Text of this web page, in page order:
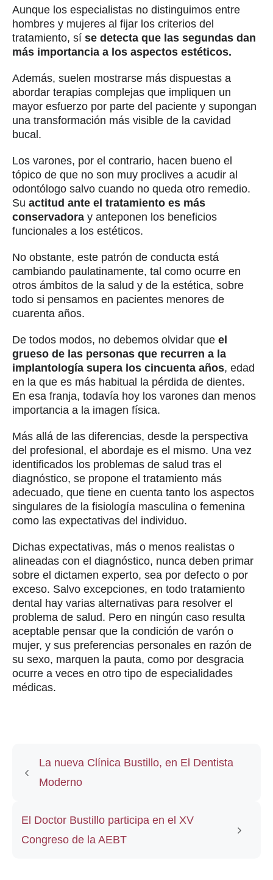
Aunque los especialistas no distinguimos entre
hombres y mujeres al fijar los criterios del
tratamiento, sí se detecta que las segundas dan
más importancia a los aspectos estéticos.
Además, suelen mostrarse más dispuestas a
abordar terapias complejas que impliquen un
mayor esfuerzo por parte del paciente y supongan
una transformación más visible de la cavidad
bucal.
Los varones, por el contrario, hacen bueno el
tópico de que no son muy proclives a acudir al
odontólogo salvo cuando no queda otro remedio.
Su actitud ante el tratamiento es más
conservadora y anteponen los beneficios
funcionales a los estéticos.
No obstante, este patrón de conducta está
cambiando paulatinamente, tal como ocurre en
otros ámbitos de la salud y de la estética, sobre
todo si pensamos en pacientes menores de
cuarenta años.
De todos modos, no debemos olvidar que el
grueso de las personas que recurren a la
implantología supera los cincuenta años, edad
en la que es más habitual la pérdida de dientes.
En esa franja, todavía hoy los varones dan menos
importancia a la imagen física.
Más allá de las diferencias, desde la perspectiva
del profesional, el abordaje es el mismo. Una vez
identificados los problemas de salud tras el
diagnóstico, se propone el tratamiento más
adecuado, que tiene en cuenta tanto los aspectos
singulares de la fisiología masculina o femenina
como las expectativas del individuo.
Dichas expectativas, más o menos realistas o
alineadas con el diagnóstico, nunca deben primar
sobre el dictamen experto, sea por defecto o por
exceso. Salvo excepciones, en todo tratamiento
dental hay varias alternativas para resolver el
problema de salud. Pero en ningún caso resulta
aceptable pensar que la condición de varón o
mujer, y sus preferencias personales en razón de
su sexo, marquen la pauta, como por desgracia
ocurre a veces en otro tipo de especialidades
médicas.
La nueva Clínica Bustillo, en El Dentista
Moderno
El Doctor Bustillo participa en el XV
Congreso de la AEBT